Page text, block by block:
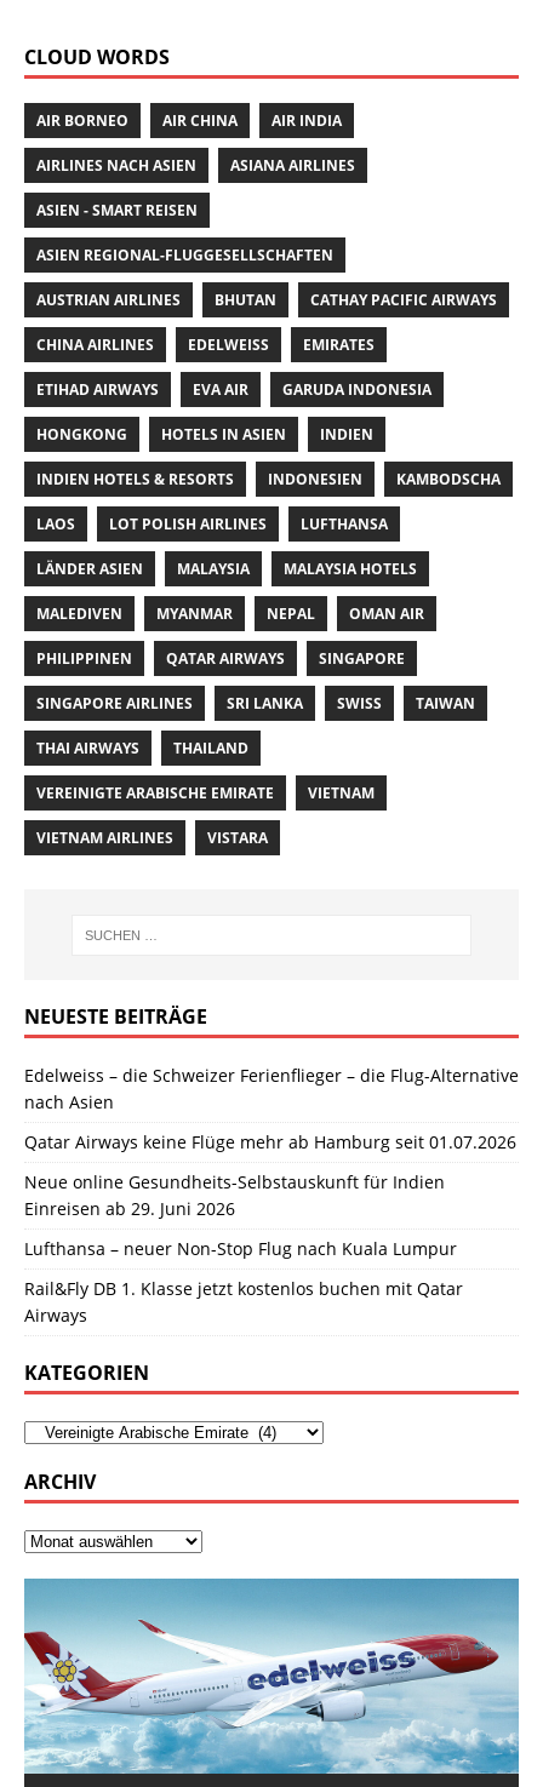
CLOUD WORDS
AIR BORNEO AIR CHINA AIR INDIA
AIRLINES NACH ASIEN ASIANA AIRLINES
ASIEN - SMART REISEN
ASIEN REGIONAL-FLUGGESELLSCHAFTEN
AUSTRIAN AIRLINES BHUTAN CATHAY PACIFIC AIRWAYS
CHINA AIRLINES EDELWEISS EMIRATES
ETIHAD AIRWAYS EVA AIR GARUDA INDONESIA
HONGKONG HOTELS IN ASIEN INDIEN
INDIEN HOTELS & RESORTS INDONESIEN KAMBODSCHA
LAOS LOT POLISH AIRLINES LUFTHANSA
LÄNDER ASIEN MALAYSIA MALAYSIA HOTELS
MALEDIVEN MYANMAR NEPAL OMAN AIR
PHILIPPINEN QATAR AIRWAYS SINGAPORE
SINGAPORE AIRLINES SRI LANKA SWISS TAIWAN
THAI AIRWAYS THAILAND
VEREINIGTE ARABISCHE EMIRATE VIETNAM
VIETNAM AIRLINES VISTARA
NEUESTE BEITRÄGE
Edelweiss – die Schweizer Ferienflieger – die Flug-Alternative
nach Asien
Qatar Airways keine Flüge mehr ab Hamburg seit 01.07.2026
Neue online Gesundheits-Selbstauskunft für Indien
Einreisen ab 29. Juni 2026
Lufthansa – neuer Non-Stop Flug nach Kuala Lumpur
Rail&Fly DB 1. Klasse jetzt kostenlos buchen mit Qatar
Airways
KATEGORIEN
ARCHIV